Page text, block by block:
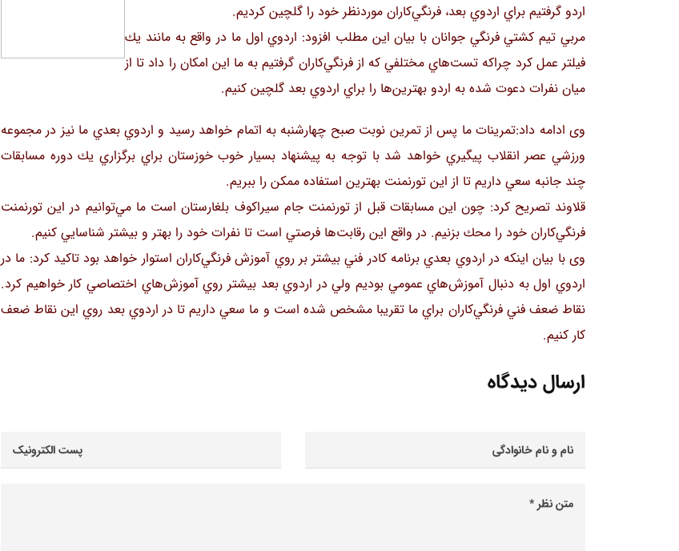
اردو گرفتيم براي اردوي بعد، فرنگي‌كاران موردنظر خود را گلچين كرديم.
مربي تيم كشتي فرنگي جوانان با بیان این مطلب افزود: اردوي اول ما در واقع به مانند يك
فيلتر عمل كرد چراكه تست‌هاي مختلفي كه از فرنگي‌كاران گرفتيم به ما اين امكان را داد تا از
ميان نفرات دعوت شده به اردو بهترين‌ها را براي اردوي بعد گلچين كنيم.
وی ادامه داد:تمرينات ما پس از تمرين نوبت صبح چهارشنبه به اتمام خواهد رسيد و اردوي بعدي ما نيز در مجموعه
ورزشي عصر انقلاب پيگیري خواهد شد با توجه به پيشنهاد بسيار خوب خوزستان براي برگزاري يك دوره مسابقات
چند جانبه سعي داريم تا از اين تورنمنت بهترين استفاده ممكن را ببريم.
قلاوند تصریح کرد: چون اين مسابقات قبل از تورنمنت جام سيراكوف بلغارستان است ما مي‌توانيم در اين تورنمنت
فرنگي‌كاران خود را محك بزنيم. در واقع اين رقابت‌ها فرصتي است تا نفرات خود را بهتر و بيشتر شناسايي كنيم.
وی با بيان اينكه در اردوي بعدي برنامه كادر فني بيشتر بر روي آموزش فرنگي‌كاران استوار خواهد بود تاکید كرد: ما در
اردوي اول به دنبال آموزش‌هاي عمومي بوديم ولي در اردوي بعد بيشتر روي آموزش‌هاي اختصاصي كار خواهيم كرد.
نقاط ضعف فني فرنگي‌كاران براي ما تقريبا مشخص شده است و ما سعي داريم تا در اردوي بعد روي اين نقاط ضعف
كار كنيم.
ارسال دیدگاه